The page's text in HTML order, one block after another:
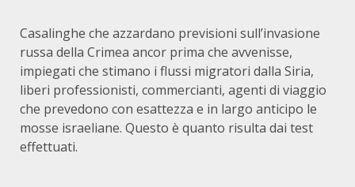
Casalinghe che azzardano previsioni sull’invasione
russa della Crimea ancor prima che avvenisse,
impiegati che stimano i flussi migratori dalla Siria,
liberi professionisti, commercianti, agenti di viaggio
che prevedono con esattezza e in largo anticipo le
mosse israeliane. Questo è quanto risulta dai test
effettuati.